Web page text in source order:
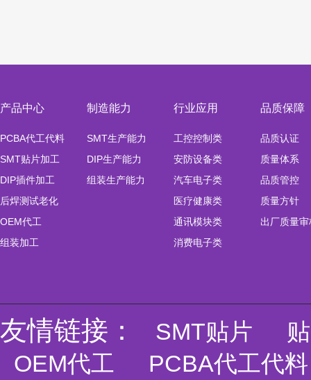
产品中心
PCBA代工代料
SMT贴片加工
DIP插件加工
后焊测试老化
OEM代工
组装加工
制造能力
SMT生产能力
DIP生产能力
组装生产能力
行业应用
工控控制类
安防设备类
汽车电子类
医疗健康类
通讯模块类
消费电子类
品质保障
品质认证
质量体系
品质管控
质量方针
出厂质量审
友情链接： SMT贴片
OEM代工
PCBA代工代料